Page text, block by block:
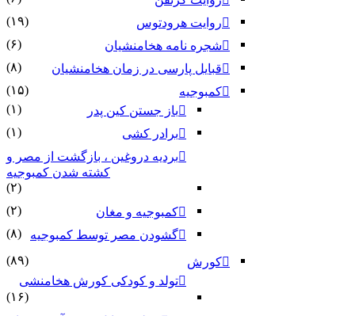
روایت هرودتوس
(۱۹)
شجره نامه هخامنشیان
(۶)
قبایل پارسی در زمان هخامنشیان
(۸)
کمبوجیه
(۱۵)
باز جستن کین پدر
(۱)
برادر کشی
(۱)
بردیه دروغین ، بازگشت از مصر و
کشته شدن کمبوجیه
(۲)
کمبوجیه و مغان
(۲)
گشودن مصر توسط کمبوجیه
(۸)
کورش
(۸۹)
تولد و کودکی کورش هخامنشی
(۱۶)